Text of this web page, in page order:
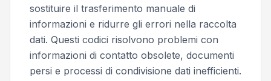
sostituire il trasferimento manuale di
informazioni e ridurre gli errori nella raccolta
dati. Questi codici risolvono problemi con
informazioni di contatto obsolete, documenti
persi e processi di condivisione dati inefficienti.